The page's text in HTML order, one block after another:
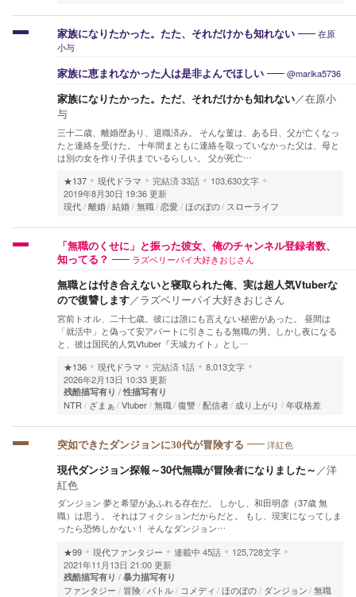
家族になりたかった。たた、それだけかも知れない
在原
小与
家族に恵まれなかった人は是非よんでほしい @marika5736
家族になりたかった。ただ、それだけかも知れない／在原小
与
三十二歳、離婚歴あり、退職済み。 そんな菫は、ある日、父が亡くなっ
たと連絡を受けた。 十年間まともに連絡を取っていなかった父は、母と
は別の女を作り子供までいるらしい。 父が死亡…
★137
現代ドラマ 完結済33話
103,630文字
2019年8月30日 19:36 更新
現代 離婚 結婚 無職 恋愛 ほのぼの スローライフ
「無職のくせに」と振った彼女、俺のチャンネル登録者数、
知ってる？
ラズベリーパイ大好きおじさん
無職とは付き合えないと寝取られた俺、実は超人気Vtuberな
ので復讐します／ラズベリーパイ大好きおじさん
宮前トオル、二十七歳。彼には誰にも言えない秘密があった。 昼間は
「就活中」と偽って安アパートに引きこもる無職の男。しかし夜になる
と、彼は国民的人気Vtuber『天城カイト』とし…
★136
現代ドラマ 完結済 1話
8,013文字
2026年2月13日 10:33 更新
残酷描写有り 性描写有り
NTR ざまぁ Vtuber 無職 復讐 配信者 成り上がり 年収格差
突如できたダンジョンに30代が冒険する 洋紅色
現代ダンジョン探報～30代無職が冒険者になりました～ ／洋
紅色
ダンジョン 夢と希望があふれる存在だ。 しかし、和田明彦（37歳 無
職）は思う。 それはフィクションだからだと。 もし、現実になってしま
ったら恐怖しかない！ そんなダンジョン…
★99
現代ファンタジー 連載中 45話
125,728文字
2021年11月13日 21:00 更新
残酷描写有り 暴力描写有り
ファンタジー 冒険 バトル コメディ ほのぼの ダンジョン 無職